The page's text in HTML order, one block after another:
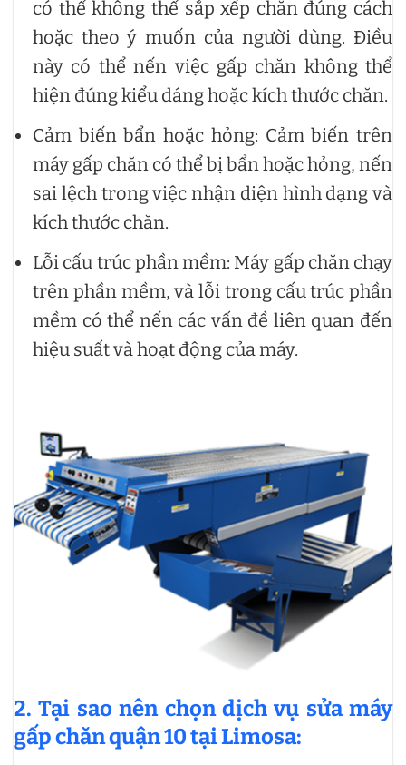
có thể không thể sắp xếp chăn đúng cách
hoặc theo ý muốn của người dùng. Điều
này có thể nến việc gấp chăn không thể
hiện đúng kiểu dáng hoặc kích thước chăn.
Cảm biến bẩn hoặc hỏng: Cảm biến trên
máy gấp chăn có thể bị bẩn hoặc hỏng, nến
sai lệch trong việc nhận diện hình dạng và
kích thước chăn.
Lỗi cấu trúc phần mềm: Máy gấp chăn chạy
trên phần mềm, và lỗi trong cấu trúc phần
mềm có thể nến các vấn đề liên quan đến
hiệu suất và hoạt động của máy.
2.Tại sao nên chọn dịch vụ sửa máy
gấp chăn quận 10 tại Limosa: